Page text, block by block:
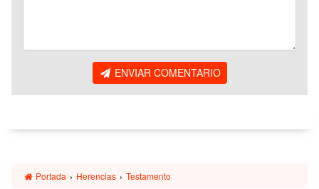
ENVIAR COMENTARIO
Portada › Herencias › Testamento